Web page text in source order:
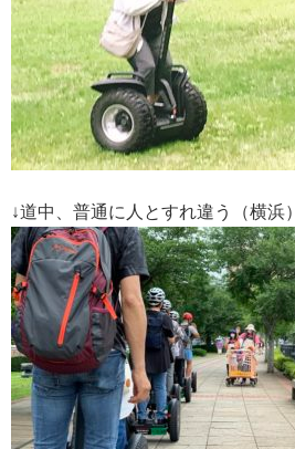
↓道中、普通に人とすれ違う（横浜）